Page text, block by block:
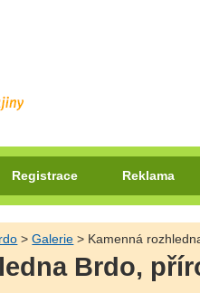
Registrace Reklama
>Galerie > Kamenná
Brdo,